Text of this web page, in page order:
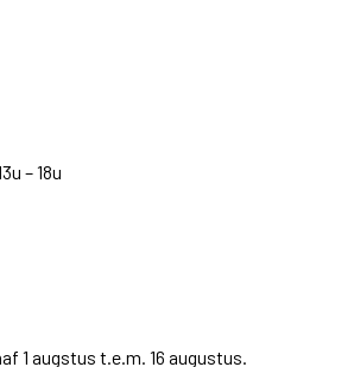
– 18u
1 augstus t.e.m. 16 augustus.